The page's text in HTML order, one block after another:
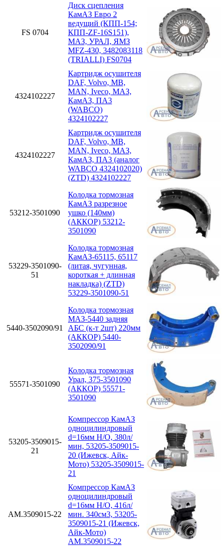
FS 0704
Диск сцепления
КамАЗ Евро 2
ведущий (КПП-154;
КПП-ZF-16S151),
МАЗ, УРАЛ, ЯМЗ
MFZ-430, 3482083118
(TRIALLI) FS0704
4324102227
Картридж осушителя
DAF, Volvo, MB,
MAN, Iveco, МАЗ,
КамАЗ, ПА3
(WABCO)
4324102227
4324102227
Картридж осушителя
DAF, Volvo, MB,
MAN, Iveco, МАЗ,
КамАЗ, ПА3 (аналог
WABCO 4324102020)
(ZTD) 4324102227
53212-3501090
Колодка тормозная
КамАЗ разрезное
ушко (140мм)
(АККОР) 53212-
3501090
53229-3501090-
51
Колодка тормозная
КамАЗ-65115, 65117
(литая, чугунная,
короткая + длинная
накладка) (ZTD)
53229-3501090-51
5440-3502090/91
Колодка тормозная
МАЗ-5440 задняя
АБС (к-т 2шт) 220мм
(АККОР) 5440-
3502090/91
55571-3501090
Колодка тормозная
Урал, 375-3501090
(АККОР) 55571-
3501090
53205-3509015-
21
Компрессор КамАЗ
одноцилиндровый
d=16мм Н/О, 380л/
мин, 53205-3509015-
20 (Ижевск, Айк-
Мото) 53205-3509015-
21
АМ.3509015-22
Компрессор КамАЗ
одноцилиндровый
d=16мм Н/О, 416л/
мин. 340см3, 53205-
3509015-21 (Ижевск,
Айк-Мото)
АМ.3509015-22